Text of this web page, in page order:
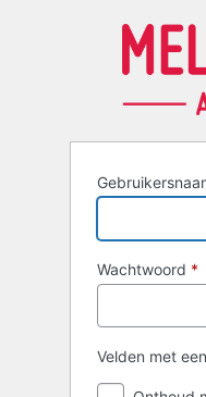
Wachtwoord *
Velden met een